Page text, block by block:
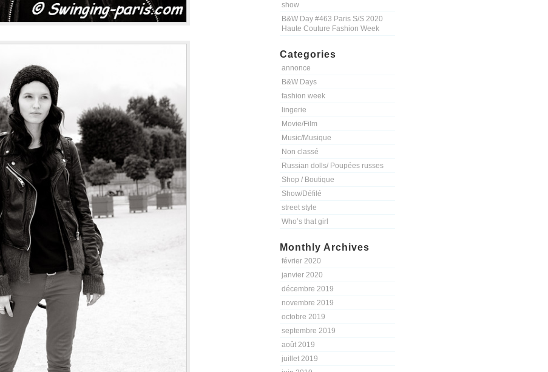
show
B&W Day #463 Paris S/S 2020
Haute Couture Fashion Week
Categories
annonce
B&W Days
fashion week
lingerie
Movie/Film
Music/Musique
Non classé
Russian dolls/ Poupées russes
Shop / Boutique
Show/Défilé
street style
Who’s that girl
Monthly Archives
février 2020
janvier 2020
décembre 2019
novembre 2019
octobre 2019
septembre 2019
août 2019
juillet 2019